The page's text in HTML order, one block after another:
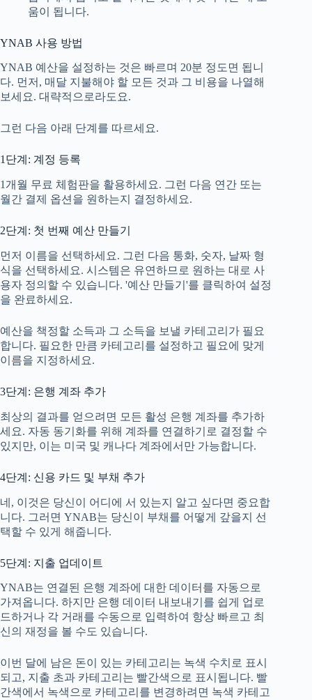
움이 됩니다.
YNAB 사용 방법
YNAB 예산을 설정하는 것은 빠르며 20분 정도면 됩니
다. 먼저, 매달 지불해야 할 모든 것과 그 비용을 나열해
보세요. 대략적으로라도요.
그런 다음 아래 단계를 따르세요.
1단계: 계정 등록
1개월 무료 체험판을 활용하세요. 그런 다음 연간 또는
월간 결제 옵션을 원하는지 결정하세요.
2단계: 첫 번째 예산 만들기
먼저 이름을 선택하세요. 그런 다음 통화, 숫자, 날짜 형
식을 선택하세요. 시스템은 유연하므로 원하는 대로 사
용자 정의할 수 있습니다. '예산 만들기'를 클릭하여 설정
을 완료하세요.
예산을 책정할 소득과 그 소득을 보낼 카테고리가 필요
합니다. 필요한 만큼 카테고리를 설정하고 필요에 맞게
이름을 지정하세요.
3단계: 은행 계좌 추가
최상의 결과를 얻으려면 모든 활성 은행 계좌를 추가하
세요. 자동 동기화를 위해 계좌를 연결하기로 결정할 수
있지만, 이는 미국 및 캐나다 계좌에서만 가능합니다.
4단계: 신용 카드 및 부채 추가
네, 이것은 당신이 어디에 서 있는지 알고 싶다면 중요합
니다. 그러면 YNAB는 당신이 부채를 어떻게 갚을지 선
택할 수 있게 해줍니다.
5단계: 지출 업데이트
YNAB는 연결된 은행 계좌에 대한 데이터를 자동으로
가져옵니다. 하지만 은행 데이터 내보내기를 쉽게 업로
드하거나 각 거래를 수동으로 입력하여 항상 빠르고 최
신의 재정을 볼 수도 있습니다.
이번 달에 남은 돈이 있는 카테고리는 녹색 수치로 표시
되고, 지출 초과 카테고리는 빨간색으로 표시됩니다. 빨
간색에서 녹색으로 카테고리를 변경하려면 녹색 카테고